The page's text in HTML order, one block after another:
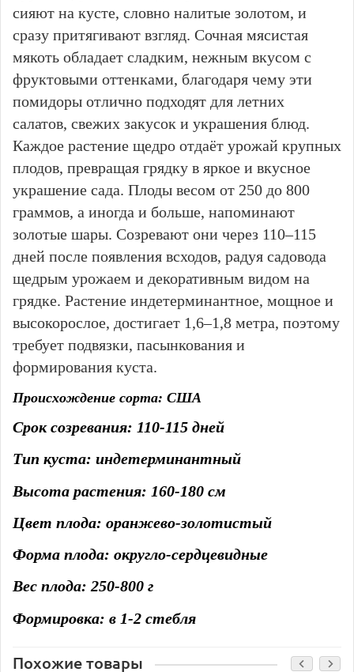
сияют на кусте, словно налитые золотом, и
сразу притягивают взгляд. Сочная мясистая
мякоть обладает сладким, нежным вкусом с
фруктовыми оттенками, благодаря чему эти
помидоры отлично подходят для летних
салатов, свежих закусок и украшения блюд.
Каждое растение щедро отдаёт урожай крупных
плодов, превращая грядку в яркое и вкусное
украшение сада. Плоды весом от 250 до 800
граммов, а иногда и больше, напоминают
золотые шары. Созревают они через 110–115
дней после появления всходов, радуя садовода
щедрым урожаем и декоративным видом на
грядке. Растение индетерминантное, мощное и
высокорослое, достигает 1,6–1,8 метра, поэтому
требует подвязки, пасынкования и
формирования куста.
Происхождение сорта: США
Срок созревания: 110-115 дней
Тип куста: индетерминантный
Высота растения: 160-180 см
Цвет плода: оранжево-золотистый
Форма плода: округло-сердцевидные
Вес плода: 250-800 г
Формировка: в 1-2 стебля
Похожие товары